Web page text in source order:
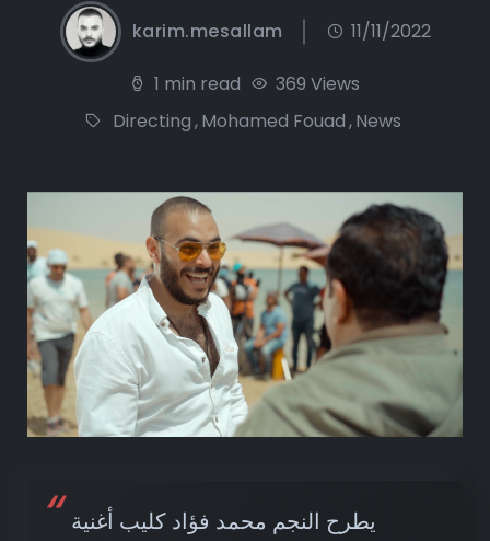
karim.mesallam 11/11/2022
1 min read
369 Views
Directing,Mohamed Fouad,News
يطرح النجم محمد فؤاد كليب أغنية